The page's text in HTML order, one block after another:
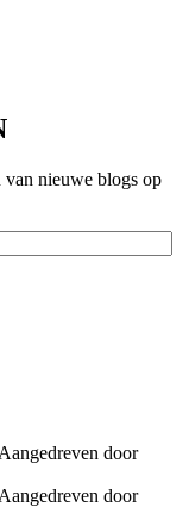
nieuwe blogs op
door
door